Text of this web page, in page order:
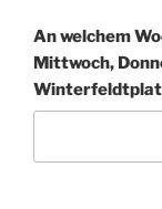
An welchem
Mittwoch,